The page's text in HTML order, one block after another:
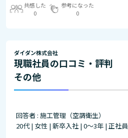
共感した
0
参考になった
0
ダイダン株式会社
現職社員の口コミ・評判
その他
回答者 : 施工管理（空調衛生）
20代 | 女性 | 新卒入社 | 0～3年 | 正社員